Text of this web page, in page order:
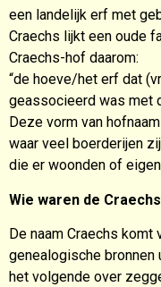
een landelijk erf met
Craechs lijkt een oude
Craechs-hof daarom:
“de hoeve/het erf dat
geassocieerd was met
Deze vorm van
waar veel boerderijen
die er woonden of
Wie waren de
De naam Craechs komt
genealogische bronnen
het volgende over